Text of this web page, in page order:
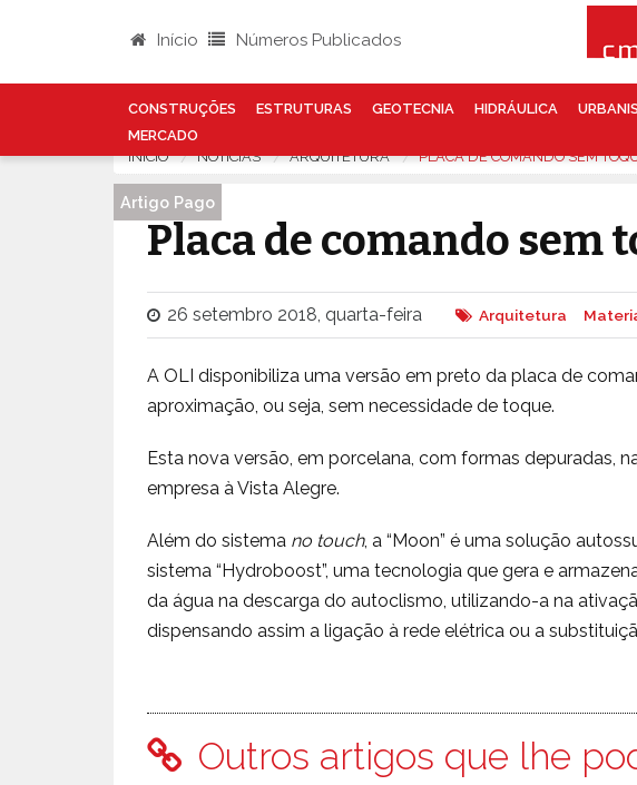
Início Números Publicados
CONSTRUÇÕES ESTRUTURAS GEOTECNIA HIDRÁULICA
MERCADO
INÍCIO NOTÍCIAS ARQUITETURA PLACA DE COMANDO SEM
Placa de comando sem
Artigo Pago
26 setembro 2018, quarta-feira Arquitetura
A OLI disponibiliza uma versão em preto da placa de
aproximação, ou seja, sem necessidade de toque.
Esta nova versão, em porcelana, com formas depuradas,
empresa à Vista Alegre.
Além do sistema no touch, a “Moon” é uma solução
sistema “Hydroboost”, uma tecnologia que gera e
da água na descarga do autoclismo, utilizando-a na
dispensando assim a ligação à rede elétrica ou a
Outros artigos que lhe